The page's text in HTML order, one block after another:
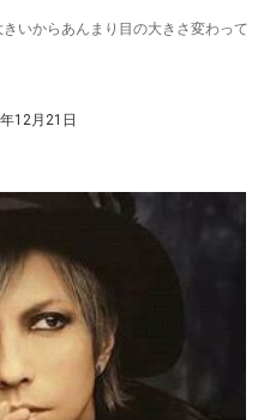
いからあんまり目の大きさ変わって
12月21日